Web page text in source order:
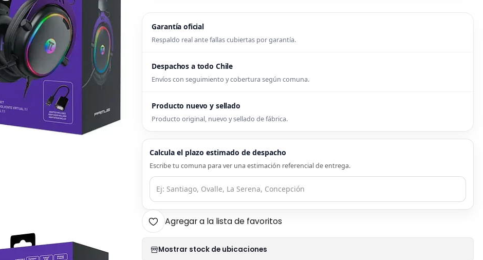
Garantía oficial
Respaldo real ante fallas cubiertas por garantía.
Despachos a todo Chile
Envíos con seguimiento y cobertura según comuna.
Producto nuevo y sellado
Producto original, nuevo y sellado de fábrica.
Calcula el plazo estimado de despacho
Escribe tu comuna para ver una estimación referencial de entrega.
Agregar a la lista de favoritos
Mostrar stock de ubicaciones